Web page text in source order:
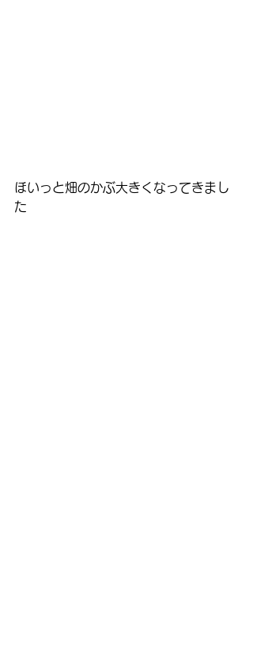
ほいっと畑のかぶ大きくなってきまし
た